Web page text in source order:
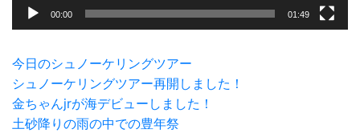
00:00 01:49
今日のシュノーケリングツアー
シュノーケリングツアー再開しました！
金ちゃんjrが海デビューしました！
土砂降りの雨の中での豊年祭